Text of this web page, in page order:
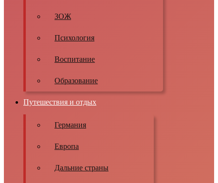
ЗОЖ
Психология
Воспитание
Образование
Путешествия и отдых
Германия
Европа
Дальние страны